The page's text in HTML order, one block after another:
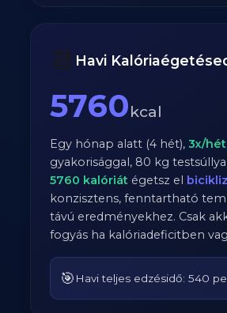
📆 Havi
5760kcal
Egy hónap alatt (4 hét),3x/hét
gyakorisággal, 80 kg
5760 kalóriát égetsz el
konzisztens, fenntartható
távú eredményekhez. Csak
fogyás ha kalóriadeficitben
🎯 Havi teljes edzésidő: 540